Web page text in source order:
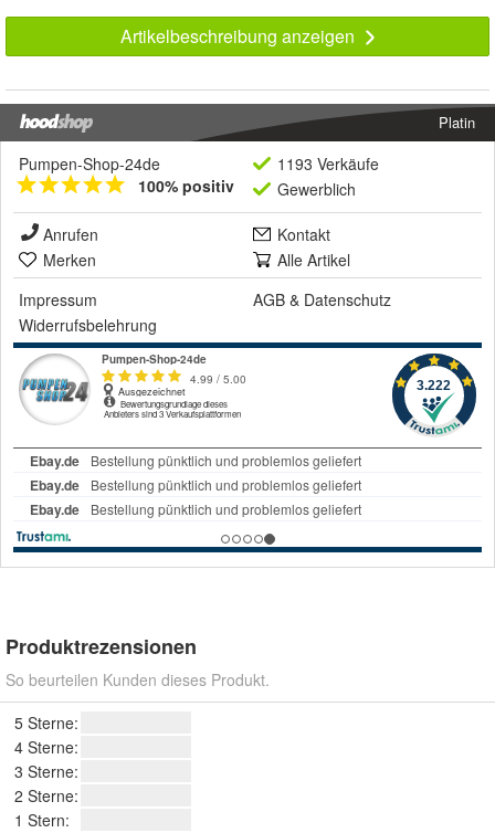
Artikelbeschreibung anzeigen
Platin
Pumpen-Shop-24de
100% positiv
1193 Verkäufe
Gewerblich
Anrufen
Kontakt
Merken
Alle Artikel
Impressum
AGB & Datenschutz
Widerrufsbelehrung
Produktrezensionen
So beurteilen Kunden dieses Produkt.
5 Sterne:
4 Sterne:
3 Sterne:
2 Sterne:
1 Stern: